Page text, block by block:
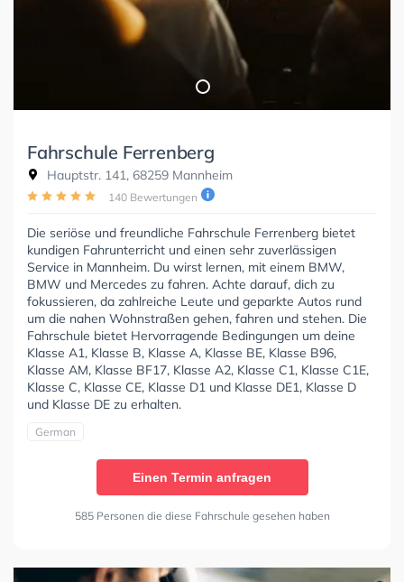
Fahrschule Ferrenberg
Hauptstr. 141, 68259 Mannheim
140 Bewertungen
Die seriöse und freundliche Fahrschule Ferrenberg bietet
kundigen Fahrunterricht und einen sehr zuverlässigen
Service in Mannheim. Du wirst lernen, mit einem BMW,
BMW und Mercedes zu fahren. Achte darauf, dich zu
fokussieren, da zahlreiche Leute und geparkte Autos rund
um die nahen Wohnstraßen gehen, fahren und stehen. Die
Fahrschule bietet Hervorragende Bedingungen um deine
Klasse A1, Klasse B, Klasse A, Klasse BE, Klasse B96,
Klasse AM, Klasse BF17, Klasse A2, Klasse C1, Klasse C1E,
Klasse C, Klasse CE, Klasse D1 und Klasse DE1, Klasse D
und Klasse DE zu erhalten.
German
Einen Termin anfragen
585 Personen die diese Fahrschule gesehen haben